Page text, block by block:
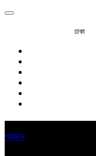
ঢাকা
প্রচ্ছদ